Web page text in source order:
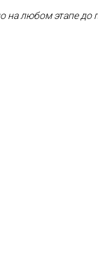
на любом этапе до